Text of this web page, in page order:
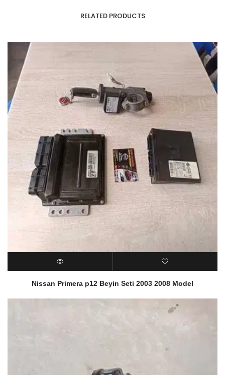
RELATED PRODUCTS
Nissan Primera p12 Beyin Seti 2003 2008 Model